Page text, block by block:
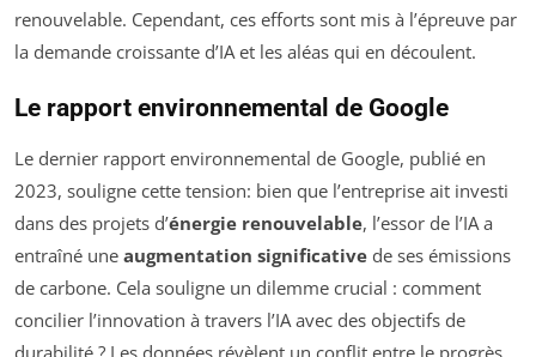
renouvelable. Cependant, ces efforts sont mis à l’épreuve par
la demande croissante d’IA et les aléas qui en découlent.
Le rapport environnemental de Google
Le dernier rapport environnemental de Google, publié en
2023, souligne cette tension: bien que l’entreprise ait investi
dans des projets d’énergie renouvelable, l’essor de l’IA a
entraîné une augmentation significative de ses émissions
de carbone. Cela souligne un dilemme crucial : comment
concilier l’innovation à travers l’IA avec des objectifs de
durabilité ? Les données révèlent un conflit entre le progrès